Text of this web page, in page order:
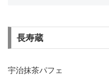
長寿蔵
宇治抹茶パフェ